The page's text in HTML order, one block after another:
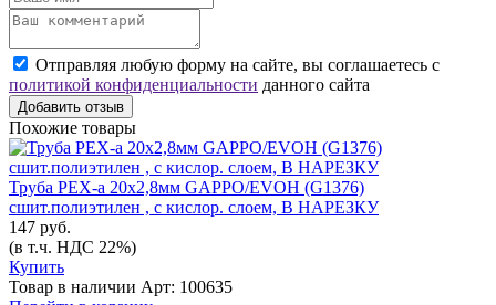
Отправляя любую форму на сайте, вы соглашаетесь с
политикой конфиденциальности данного сайта
Добавить отзыв
Похожие товары
Труба PEX-a 20х2,8мм GAPPO/EVOH (G1376)
сшит.полиэтилен , с кислор. слоем, В НАРЕЗКУ
147 руб.
(в т.ч. НДС 22%)
Купить
Товар в наличии Арт: 100635